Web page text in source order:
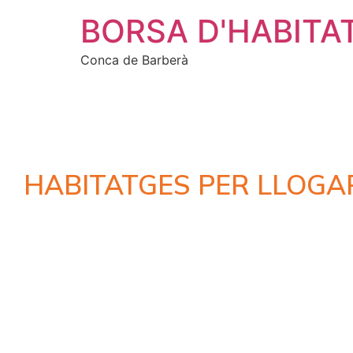
BORSA
Conca de Barberà
HABITATGES PER